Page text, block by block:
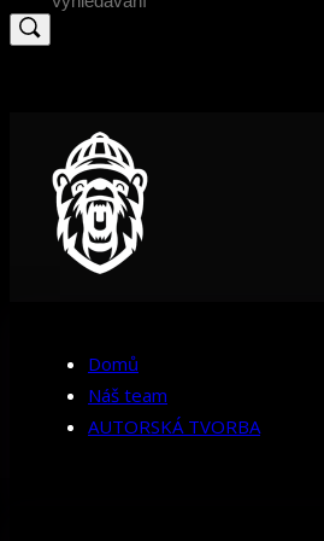
for:
Domů
Náš team
AUTORSKÁ TVORBA